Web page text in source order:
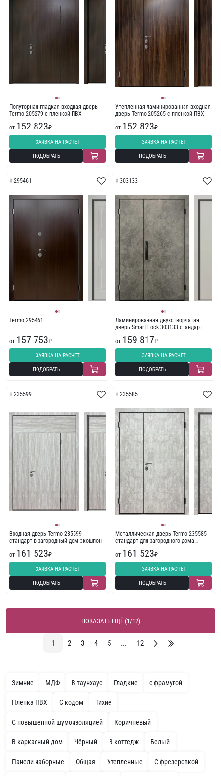
Полуторная гладкая входная дверь
Termo 205279 с пленкой ПВХ
от 152 823₽
ЗАЯВКА НА РАСЧЕТ
ПОДОБРАТЬ
Утепленная ламинированная входная
дверь Termo 205265 с пленкой ПВХ
от 152 823₽
ЗАЯВКА НА РАСЧЕТ
ПОДОБРАТЬ
295461
Termo 295461
от 157 753₽
ЗАЯВКА НА РАСЧЕТ
ПОДОБРАТЬ
303133
Ламинированная двухстворчатая
дверь Smart Lock 303133 стандарт
от 159 817₽
ЗАЯВКА НА РАСЧЕТ
ПОДОБРАТЬ
235599
Входная дверь Termo 235599
стандарт в загородный дом экошпон
от 161 523₽
ЗАЯВКА НА РАСЧЕТ
ПОДОБРАТЬ
235585
Металлическая дверь Termo 235585
стандарт для загородного дома
от 161 523₽
ЗАЯВКА НА РАСЧЕТ
ПОДОБРАТЬ
ПОКАЗАТЬ ЕЩЁ (1/12)
1 2 3 4 5 ... 12
Зимние МДФ В таунхаус Гладкие с фрамугой
Пленка ПВХ С кодом Тихие
С повышенной шумоизоляцией Коричневый
В каркасный дом Чёрный В коттедж Белый
Панели наборные Общая Утепленные С фрезеровкой